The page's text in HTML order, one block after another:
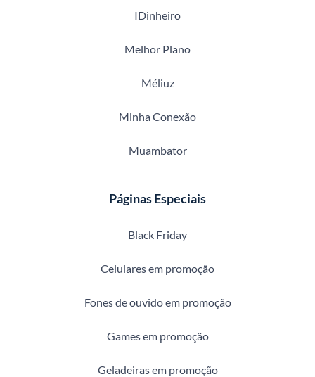
IDinheiro
Melhor Plano
Méliuz
Minha Conexão
Muambator
Páginas Especiais
Black Friday
Celulares em promoção
Fones de ouvido em promoção
Games em promoção
Geladeiras em promoção